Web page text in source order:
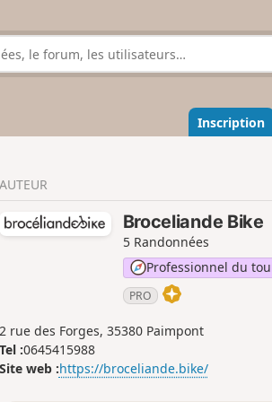
Inscription
AUTEUR
Broceliande Bike
5 Randonnées
Professionnel du
PRO
2 rue des Forges, 35380 Paimpont
Tel :0645415988
Site web :https://broceliande.bike/